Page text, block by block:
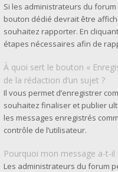
Si les administrateurs du
bouton dédié devrait être
souhaitez rapporter. En
étapes nécessaires afin de
À quoi sert le bouton «
de la rédaction d’un sujet ?
Il vous permet d’enregistrer
souhaitez finaliser et publier
les messages enregistrés
contrôle de l’utilisateur.
Pourquoi mon message a-t-il
Les administrateurs du forum